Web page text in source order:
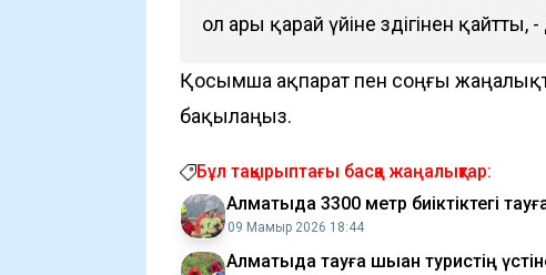
ол ары қарай үйіне өздігінен
Қосымша ақпарат пен соңғы
бақылаңыз.
Бұл тақырыптағы басқа жаңалықтар:
Алматыда 3300 метр биіктіктегі
09 Мамыр 2026 18:44
Алматыда тауға шыққан туристің